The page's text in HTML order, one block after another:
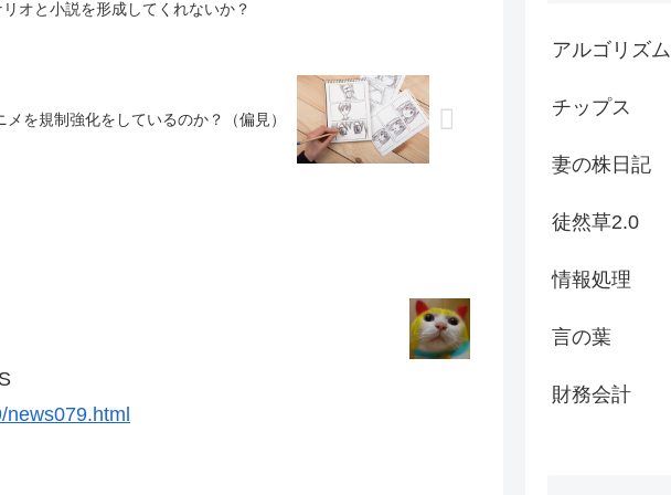
オと小説を形成してくれないか？
を規制強化をしているのか？（偏見）
news079.html
アルゴリズム
チップス
妻の株日記
徒然草2.0
情報処理
言の葉
財務会計